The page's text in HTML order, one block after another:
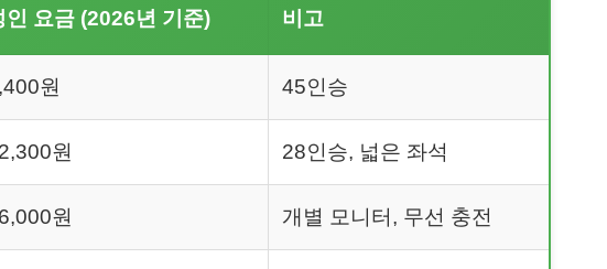
인 요금 (2026년 기준) 비고
원 45인승
원 28인승, 넓은 좌석
원 개별 모니터, 무선 충전